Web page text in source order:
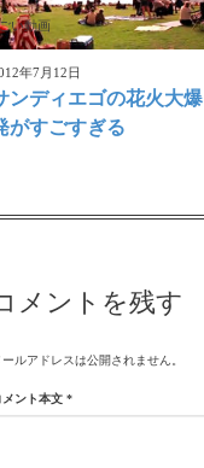
い動画
年7月12日
ンディエゴの花火大爆
がすごすぎる
メントを残す
ールアドレスは公開されません。
メント本文 *